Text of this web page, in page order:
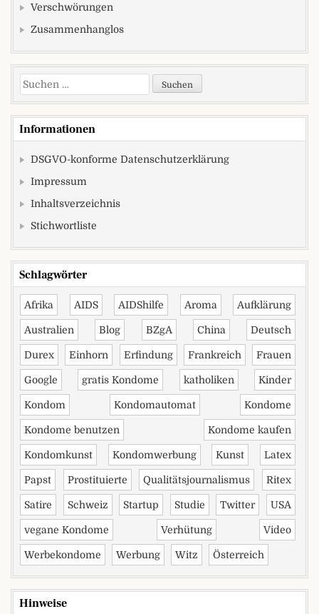
Verschwörungen
Zusammenhanglos
Suchen nach:
Informationen
DSGVO-konforme Datenschutzerklärung
Impressum
Inhaltsverzeichnis
Stichwortliste
Schlagwörter
Afrika AIDS AIDShilfe Aroma Aufklärung
Australien Blog BZgA China Deutsch
Durex Einhorn Erfindung Frankreich Frauen
Google gratis Kondome katholiken Kinder
Kondom Kondomautomat Kondome
Kondome benutzen Kondome kaufen
Kondomkunst Kondomwerbung Kunst Latex
Papst Prostituierte Qualitätsjournalismus Ritex
Satire Schweiz Startup Studie Twitter USA
vegane Kondome Verhütung Video
Werbekondome Werbung Witz Österreich
Hinweise